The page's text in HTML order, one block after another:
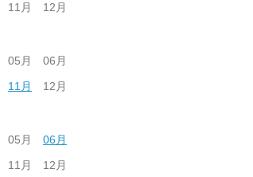
11月 12月
05月
06月
11月 12月
05月
06月
11月 12月